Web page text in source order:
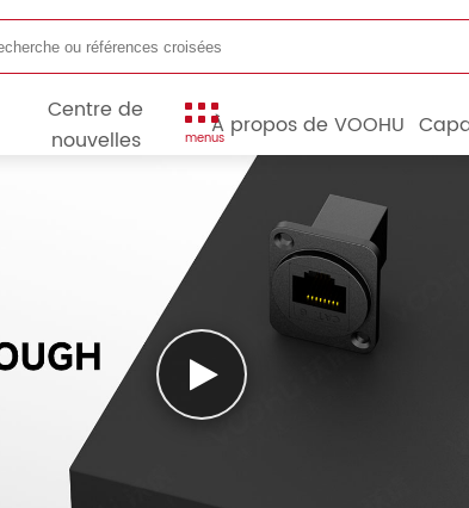
Centre de
nouvelles
menusÀ propos de VOOHU